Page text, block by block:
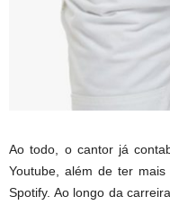
Ao todo, o cantor já
Youtube, além de ter
Spotify. Ao longo da